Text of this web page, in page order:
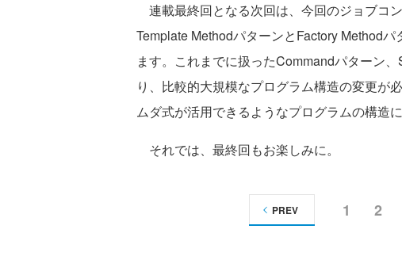
連載最終回となる次回は、今回のジョブコ
Template MethodパターンとFactory Method
ます。これまでに扱ったCommandパターン
り、比較的大規模なプログラム構造の変更が
ムダ式が活用できるようなプログラムの構造
それでは、最終回もお楽しみに。
1 2
PREV